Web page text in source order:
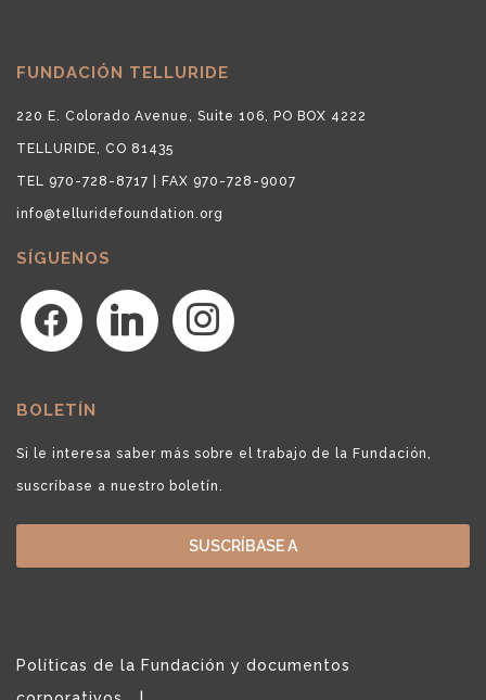
FUNDACIÓN TELLURIDE
220 E. Colorado Avenue, Suite 106, PO BOX 4222
TELLURIDE, CO 81435
TEL 970-728-8717 | FAX 970-728-9007
info@telluridefoundation.org
SÍGUENOS
facebook linkedin instagram
BOLETÍN
Si le interesa saber más sobre el trabajo de la Fundación,
suscríbase a nuestro boletín.
SUSCRÍBASE A
Políticas de la Fundación y documentos